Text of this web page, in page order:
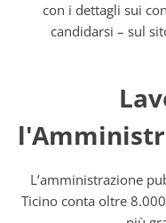
con i dettagli sui
candidarsi – sul
L’amministrazione
Ticino conta oltre